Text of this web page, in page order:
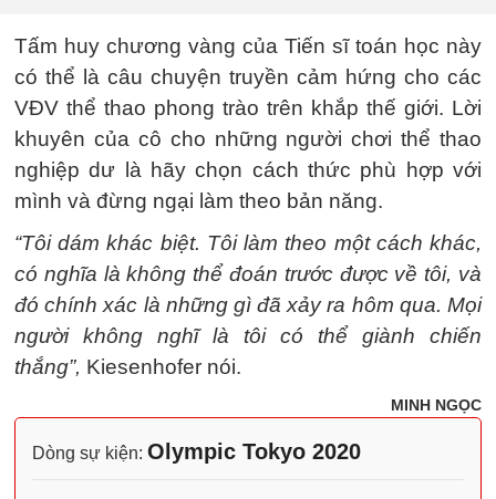
Tấm huy chương vàng của Tiến sĩ toán học này
có thể là câu chuyện truyền cảm hứng cho các
VĐV thể thao phong trào trên khắp thế giới. Lời
khuyên của cô cho những người chơi thể thao
nghiệp dư là hãy chọn cách thức phù hợp với
mình và đừng ngại làm theo bản năng.
“Tôi dám khác biệt. Tôi làm theo một cách khác,
có nghĩa là không thể đoán trước được về tôi, và
đó chính xác là những gì đã xảy ra hôm qua. Mọi
người không nghĩ là tôi có thể giành chiến
thắng”, Kiesenhofer nói.
MINH NGỌC
Dòng sự kiện: Olympic Tokyo 2020